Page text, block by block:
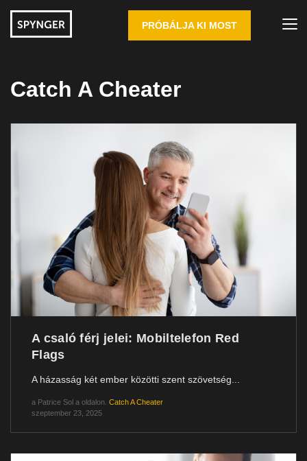
PRÓBÁLJA KI MOST
Catch A Cheater
A csaló férj jelei: Mobiltelefon Red
Flags
A házasság két ember közötti szent szövetség...
a Patrice Sol a oldalon. Catch A Cheater
szeptember 23, 2025